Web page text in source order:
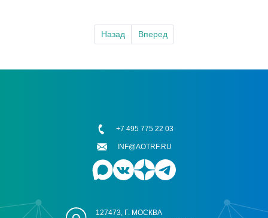
Назад Вперед
127473, Г. МОСКВА
+7 495 775 22 03
INF@AOTRF.RU